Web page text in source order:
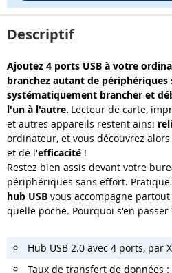
Descriptif
Ajoutez 4 ports USB à votre
branchez autant de périphériques
systématiquement brancher et
l'un à l'autre. Lecteur de carte,
et autres appareils restent ainsi
ordinateur, et vous découvrez
et de l'efficacité !
Restez bien assis devant votre
périphériques sans effort.
hub USB vous accompagne
quelle poche. Pourquoi s'en passer
Hub USB 2.0 avec 4 ports, par
Taux de transfert de données :